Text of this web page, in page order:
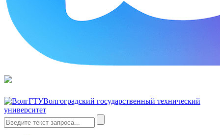
Волгоградский государственный технический
университет